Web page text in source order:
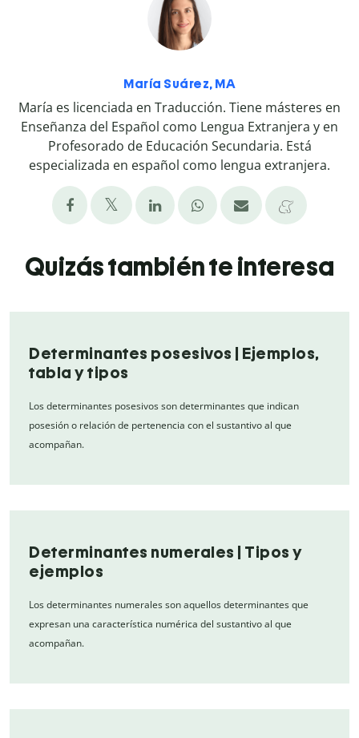
María Suárez, MA
María es licenciada en Traducción. Tiene másteres en
Enseñanza del Español como Lengua Extranjera y en
Profesorado de Educación Secundaria. Está
especializada en español como lengua extranjera.
Quizás también te interesa
Determinantes posesivos | Ejemplos,
tabla y tipos
Los determinantes posesivos son determinantes que indican
posesión o relación de pertenencia con el sustantivo al que
acompañan.
Determinantes numerales | Tipos y
ejemplos
Los determinantes numerales son aquellos determinantes que
expresan una característica numérica del sustantivo al que
acompañan.